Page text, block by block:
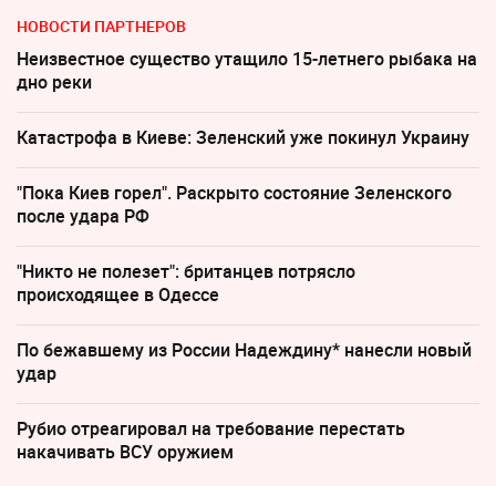
НОВОСТИ ПАРТНЕРОВ
Неизвестное существо утащило 15-летнего рыбака на
дно реки
Катастрофа в Киеве: Зеленский уже покинул Украину
"Пока Киев горел". Раскрыто состояние Зеленского
после удара РФ
"Никто не полезет": британцев потрясло
происходящее в Одессе
По бежавшему из России Надеждину* нанесли новый
удар
Рубио отреагировал на требование перестать
накачивать ВСУ оружием